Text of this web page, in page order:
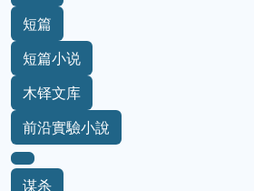
短篇
短篇小说
木铎文库
前沿實驗小說
谋杀